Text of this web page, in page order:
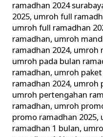
ramadhan 2024
2025, umroh full
umroh full ramadhan
ramadhan, umroh
ramadhan 2024, umroh
umroh pada bulan
ramadhan, umroh
ramadhan 2024, umroh
umroh pertengahan
ramadhan, umroh
promo ramadhan 2025,
ramadhan 1 bulan,